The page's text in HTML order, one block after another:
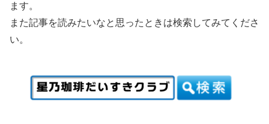
ます。
また記事を読みたいなと思ったときは検索してみてくださ
い。